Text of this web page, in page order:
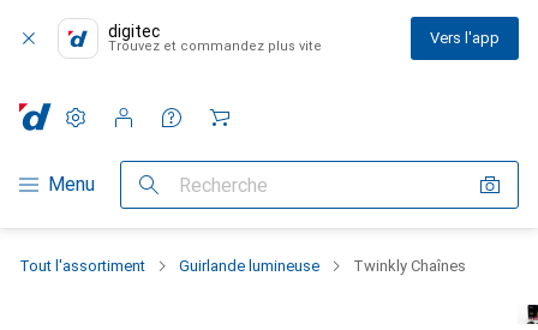
digitec
Trouvez et commandez plus vite Vers l'app
Navigation par catégorie
Menu Recherche
Paramètres
Compte client
Listes de comparaison
Listes d'envies
Panier
Tout l'assortiment Guirlande lumineuse Twinkly Chaînes